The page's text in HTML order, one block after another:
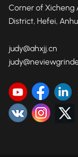
Corner of Xicheng
District, Hefei,
judy@ahxjj.cn